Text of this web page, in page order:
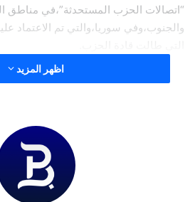
“اتصالات الحزب المستحدثة”،في مناطق
والجنوب،وفي سوريا،والتي تم الاعتماد
فبعد اكتشاف اختراق اسرائيل للشبكة
الاوامر لمقاتليه، حيث يعتقد ان
الوصول الى الدائرة الضيقة المكلفة
الى تنفيذ عمليتها الضخمة.
اظهر المزيد